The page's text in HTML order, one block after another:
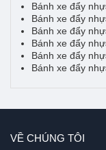
Bánh xe đẩy
Bánh xe đẩy
Bánh xe đẩy
Bánh xe đẩy
Bánh xe đẩy
Bánh xe đẩy
VỀ CHÚNG TÔI